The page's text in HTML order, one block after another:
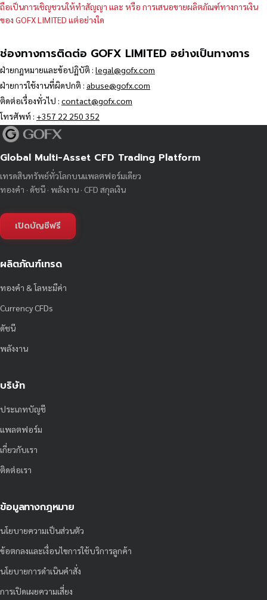
ถือเป็นการเชิญชวนให้ทำสัญญา และ หรือ การเสนอขายผลิตภัณฑ์ทางการเงิน
ของ GOFX LIMITED แต่อย่างใด
ช่องทางการติดต่อ GOFX LIMITED อย่างเป็นทางการ
ฝ่ายกฎหมายและข้อปฏิบัติ : legal@gofx.com
ฝ่ายการใช้งานที่ผิดปกติ : abuse@gofx.com
ติดต่อเรื่องทั่วไป : contact@gofx.com
โทรศัพท์ : +357 22 250 352
Global Multi-Asset CFD Trading Platform
เทรดสินทรัพย์ทั่วโลกบนแพลตฟอร์มเดียว
ทองคำ · ดัชนี · พลังงาน · CFD สกุลเงิน
เปิดบัญชีฟรี
ผลิตภัณฑ์เทรด
ทองคำ & โลหะมีค่า
Currency CFDs
ดัชนี
พลังงาน
บริษัท
ประเภทบัญชี
แพลตฟอร์ม
เกี่ยวกับเรา
ติดต่อเรา
ข้อมูลทางกฎหมาย
นโยบายความเป็นส่วนตัว
ข้อตกลงและเงื่อนไขการใช้บริการลูกค้า
นโยบายการดำเนินคำสั่ง
การเปิดเผยความเสี่ยง